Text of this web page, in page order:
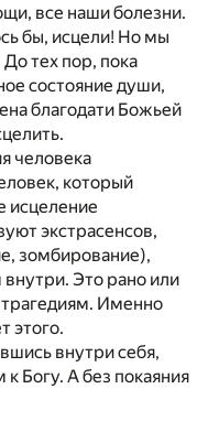
все наши болезни.
бы, исцели! Но мы
тех пор, пока
состояние души,
благодати Божьей
человека
который
исцеление
экстрасенсов,
зомбирование),
Это рано или
Именно
этого.
внутри себя,
Богу. А без покаяния